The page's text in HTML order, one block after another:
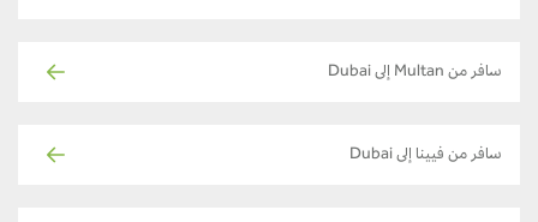
سافر من Multan إلى Dubai
سافر من فيينا إلى Dubai